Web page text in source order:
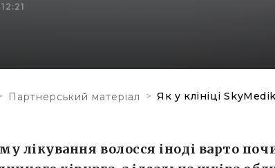
Партнерський матеріал > Як у клініці
лікування волосся іноді варто